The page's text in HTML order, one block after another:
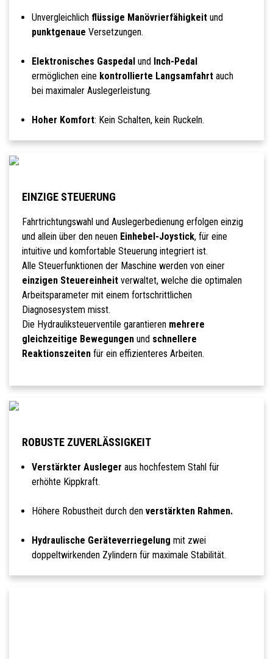
Unvergleichlich flüssige Manövrierfähigkeitund
punktgenaue Versetzungen.
Elektronisches Gaspedal und Inch-Pedal
ermöglichen eine kontrollierte Langsamfahrtauch
bei maximaler Auslegerleistung.
Hoher Komfort: Kein Schalten, kein Ruckeln.
EINZIGE STEUERUNG
Fahrtrichtungswahl und Auslegerbedienung erfolgen einzig
und allein über den neuen Einhebel-Joystick, für eine
intuitive und komfortable Steuerung integriert ist.
Alle Steuerfunktionen der Maschine werden von einer
einzigen Steuereinheitverwaltet, welche die optimalen
Arbeitsparameter mit einem fortschrittlichen
Diagnosesystem misst.
Die Hydrauliksteuerventile garantieren mehrere
gleichzeitige Bewegungenund schnellere
Reaktionszeitenfür ein effizienteres Arbeiten.
ROBUSTE ZUVERLÄSSIGKEIT
Verstärkter Ausleger aus hochfestem Stahl für
erhöhte Kippkraft.
Höhere Robustheit durch den verstärkten Rahmen.
Hydraulische Geräteverriegelung mit zwei
doppeltwirkenden Zylindern für maximale Stabilität.